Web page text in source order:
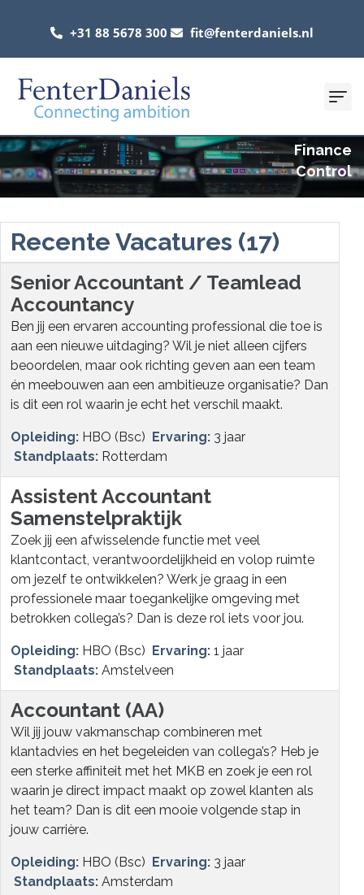
+31 88 5678 300 fit@fenterdaniels.nl
Finance
Control
Recente Vacatures (17)
Senior Accountant / Teamlead
Accountancy
Ben jij een ervaren accounting professional die toe is
aan een nieuwe uitdaging? Wil je niet alleen cijfers
beoordelen, maar ook richting geven aan een team
én meebouwen aan een ambitieuze organisatie? Dan
is dit een rol waarin je echt het verschil maakt.
Opleiding: HBO (Bsc) Ervaring: 3 jaar
Standplaats: Rotterdam
Assistent Accountant
Samenstelpraktijk
Zoek jij een afwisselende functie met veel
klantcontact, verantwoordelijkheid en volop ruimte
om jezelf te ontwikkelen? Werk je graag in een
professionele maar toegankelijke omgeving met
betrokken collega’s? Dan is deze rol iets voor jou.
Opleiding: HBO (Bsc) Ervaring: 1 jaar
Standplaats: Amstelveen
Accountant (AA)
Wil jij jouw vakmanschap combineren met
klantadvies en het begeleiden van collega’s? Heb je
een sterke affiniteit met het MKB en zoek je een rol
waarin je direct impact maakt op zowel klanten als
het team? Dan is dit een mooie volgende stap in
jouw carrière.
Opleiding: HBO (Bsc) Ervaring: 3 jaar
Standplaats: Amsterdam